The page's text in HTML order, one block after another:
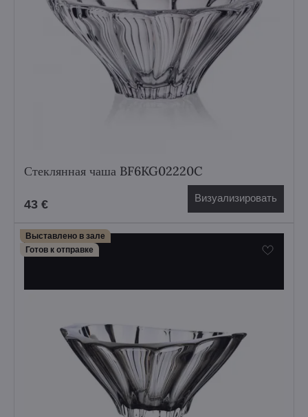
Стеклянная чаша BF6KG02220C
43 € Визуализировать
Выставлено в зале
Готов к отправке